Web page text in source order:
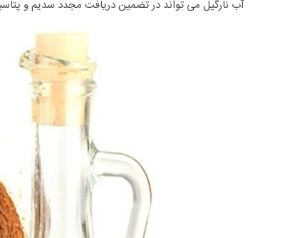
آب نارگیل می تواند در تضمین دریافت مجدد سدیم و